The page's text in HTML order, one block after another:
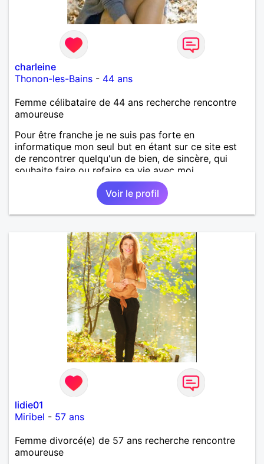
charleine
Thonon-les-Bains - 44 ans
Femme célibataire de 44 ans recherche rencontre
amoureuse
Pour être franche je ne suis pas forte en
informatique mon seul but en étant sur ce site est
de rencontrer quelqu'un de bien, de sincère, qui
souhaite faire ou refaire sa vie avec moi.
Voir le profil
lidie01
Miribel - 57 ans
Femme divorcé(e) de 57 ans recherche rencontre
amoureuse